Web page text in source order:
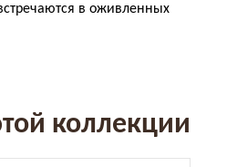
в оживленных
коллекции